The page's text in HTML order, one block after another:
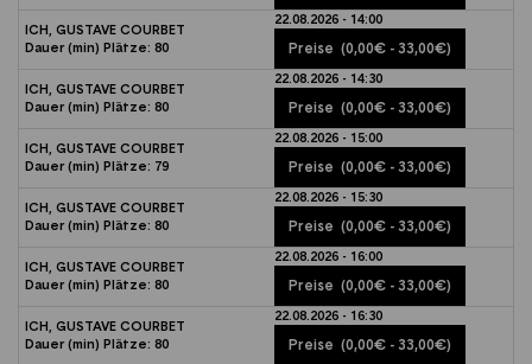
ICH, GUSTAVE COURBET
Dauer (min) Plätze: 80
22.08.2026 - 14:00
Preise (0,00€ - 33,00€)
ICH, GUSTAVE COURBET
Dauer (min) Plätze: 80
22.08.2026 - 14:30
Preise (0,00€ - 33,00€)
ICH, GUSTAVE COURBET
Dauer (min) Plätze: 79
22.08.2026 - 15:00
Preise (0,00€ - 33,00€)
ICH, GUSTAVE COURBET
Dauer (min) Plätze: 80
22.08.2026 - 15:30
Preise (0,00€ - 33,00€)
ICH, GUSTAVE COURBET
Dauer (min) Plätze: 80
22.08.2026 - 16:00
Preise (0,00€ - 33,00€)
ICH, GUSTAVE COURBET
Dauer (min) Plätze: 80
22.08.2026 - 16:30
Preise (0,00€ - 33,00€)